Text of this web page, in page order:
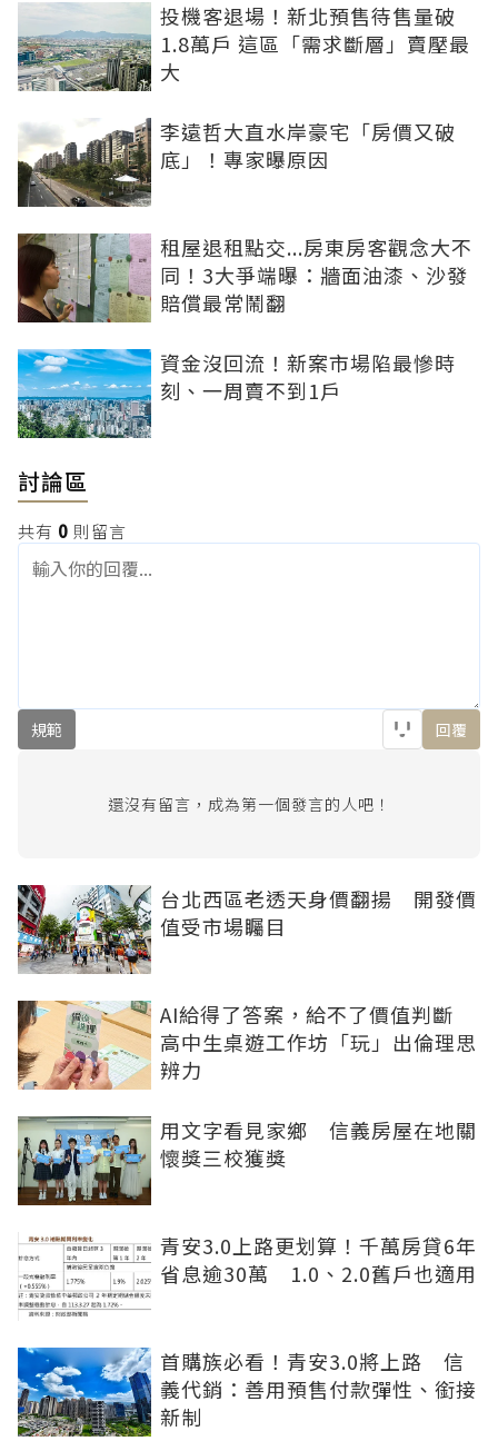
投機客退場！新北預售待售量破
1.8萬戶 這區「需求斷層」賣壓最
大
李遠哲大直水岸豪宅「房價又破
底」！專家曝原因
租屋退租點交...房東房客觀念大不
同！3大爭端曝：牆面油漆、沙發
賠償最常鬧翻
資金沒回流！新案市場陷最慘時
刻、一周賣不到1戶
討論區
共有 0 則留言
規範 回覆
還沒有留言，成為第一個發言的人吧！
台北西區老透天身價翻揚 開發價
值受市場矚目
AI給得了答案，給不了價值判斷
高中生桌遊工作坊「玩」出倫理思
辨力
用文字看見家鄉 信義房屋在地關
懷獎三校獲獎
青安3.0上路更划算！千萬房貸6年
省息逾30萬 1.0、2.0舊戶也適用
首購族必看！青安3.0將上路 信
義代銷：善用預售付款彈性、銜接
新制